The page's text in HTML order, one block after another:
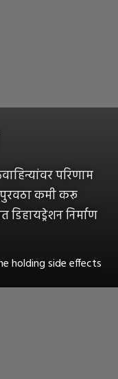
परिणाम
कमी करू
निर्माण
holding side effects